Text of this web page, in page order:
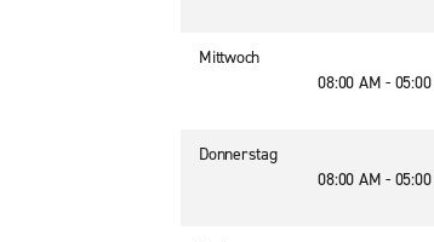
Mittwoch
08:00 AM -
Donnerstag
08:00 AM -